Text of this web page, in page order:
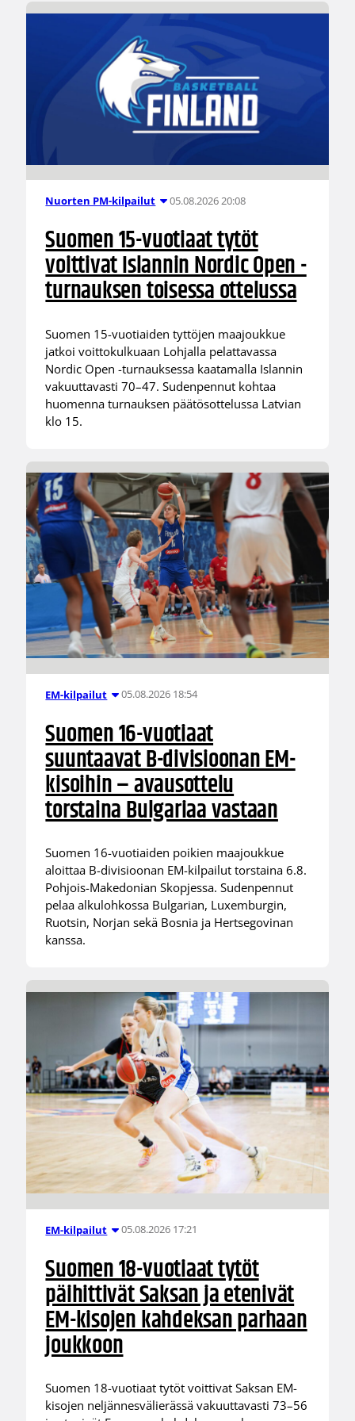
Nuorten PM-kilpailut 05.08.2026 20:08
Suomen 15-vuotiaat tytöt
voittivat Islannin Nordic Open -
turnauksen toisessa ottelussa
Suomen 15-vuotiaiden tyttöjen maajoukkue
jatkoi voittokulkuaan Lohjalla pelattavassa
Nordic Open -turnauksessa kaatamalla Islannin
vakuuttavasti 70–47. Sudenpennut kohtaa
huomenna turnauksen päätösottelussa Latvian
klo 15.
EM-kilpailut 05.08.2026 18:54
Suomen 16-vuotiaat
suuntaavat B-divisioonan EM-
kisoihin – avausottelu
torstaina Bulgariaa vastaan
Suomen 16-vuotiaiden poikien maajoukkue
aloittaa B-divisioonan EM-kilpailut torstaina 6.8.
Pohjois-Makedonian Skopjessa. Sudenpennut
pelaa alkulohkossa Bulgarian, Luxemburgin,
Ruotsin, Norjan sekä Bosnia ja Hertsegovinan
kanssa.
EM-kilpailut 05.08.2026 17:21
Suomen 18-vuotiaat tytöt
päihittivät Saksan ja etenivät
EM-kisojen kahdeksan parhaan
joukkoon
Suomen 18-vuotiaat tytöt voittivat Saksan EM-
kisojen neljännesvälierässä vakuuttavasti 73–56